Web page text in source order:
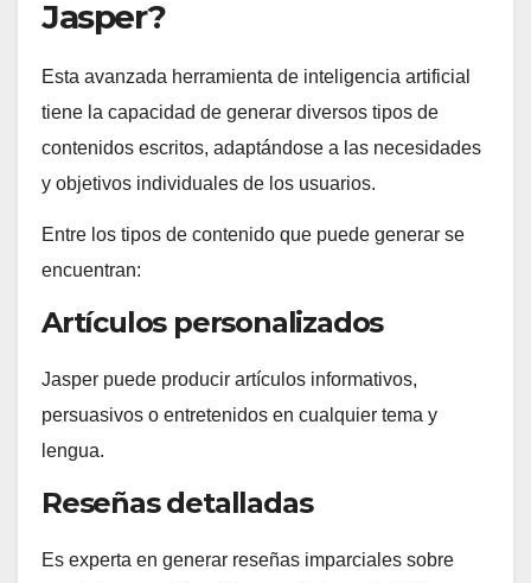
Jasper?
Esta avanzada herramienta de inteligencia artificial
tiene la capacidad de generar diversos tipos de
contenidos escritos, adaptándose a las necesidades
y objetivos individuales de los usuarios.
Entre los tipos de contenido que puede generar se
encuentran:
Artículos personalizados
Jasper puede producir artículos informativos,
persuasivos o entretenidos en cualquier tema y
lengua.
Reseñas detalladas
Es experta en generar reseñas imparciales sobre